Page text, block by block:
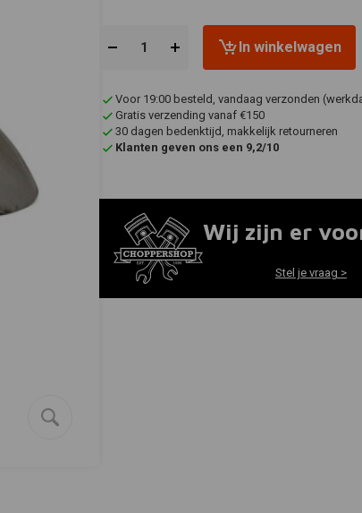
In winkelwagen
Voor 19:00 besteld, vandaag verzonden
Gratis verzending vanaf €150
30 dagen bedenktijd, makkelijk retourneren
Klanten geven ons een 9,2/10
Wij zijn er
Stel je vraag >